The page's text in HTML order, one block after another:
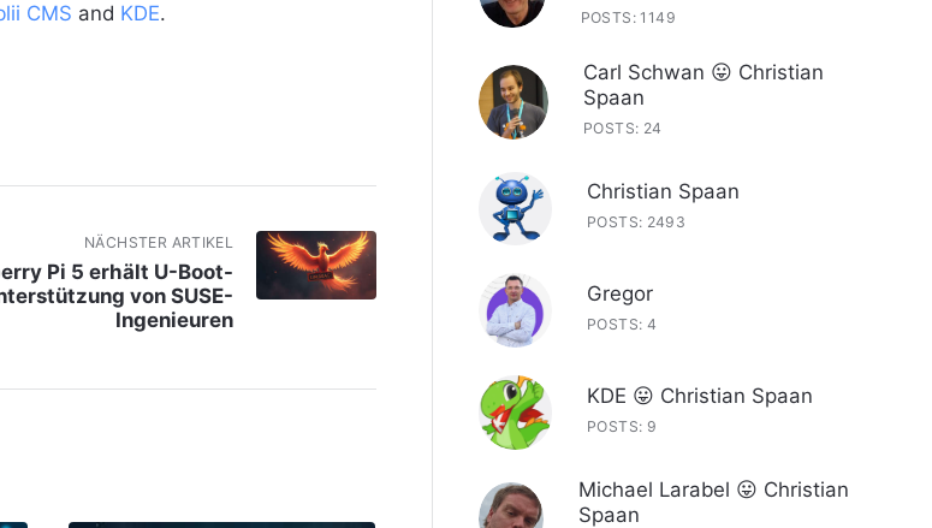
CMS and KDE.
NÄCHSTER ARTIKEL
Pi 5 erhält U-Boot-
von SUSE-
Ingenieuren
POSTS: 1149
Carl Schwan 😛 Christian
Spaan
POSTS: 24
Christian Spaan
POSTS: 2493
Gregor
POSTS: 4
KDE 😛 Christian Spaan
POSTS: 9
Michael Larabel 😛 Christian
Spaan